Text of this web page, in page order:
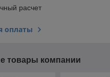
расчет
оплаты
товары компании